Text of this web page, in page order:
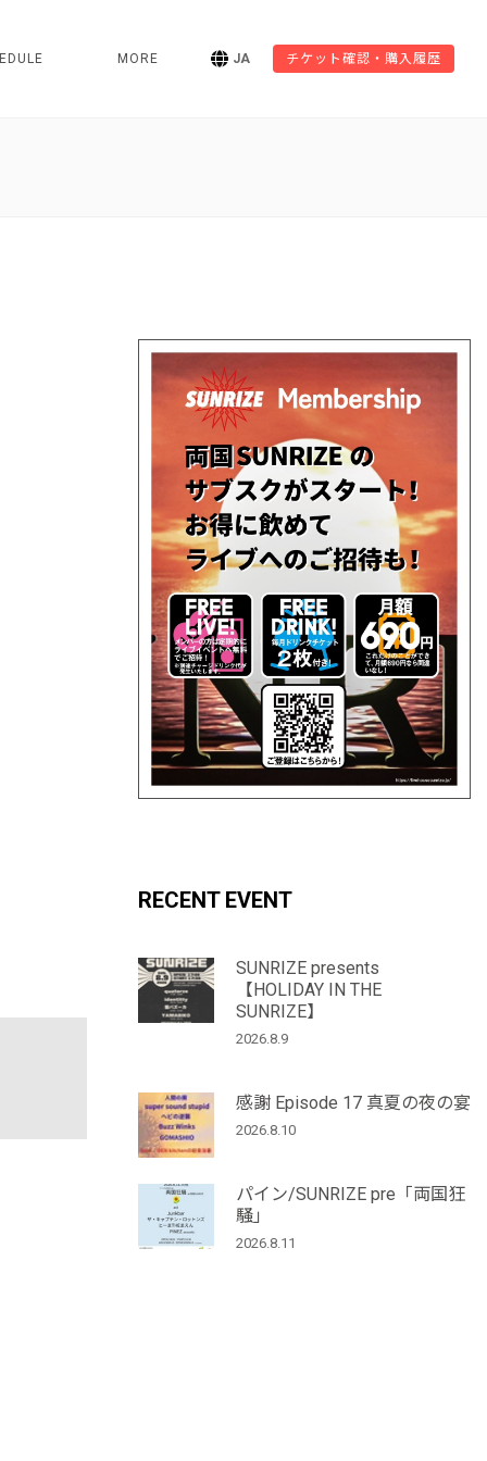
MORE JA チケット確認・購入履歴
RECENT EVENT
SUNRIZE presents
【HOLIDAY IN THE
SUNRIZE】
2026.8.9
感謝 Episode 17 真夏の夜の宴
2026.8.10
パイン/SUNRIZE pre「両国狂
騒」
2026.8.11